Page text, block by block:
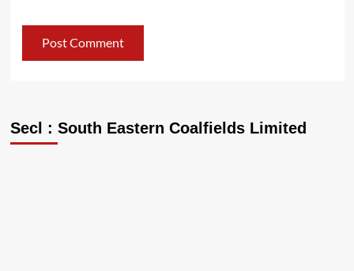
Secl : South Eastern Coalfields Limited